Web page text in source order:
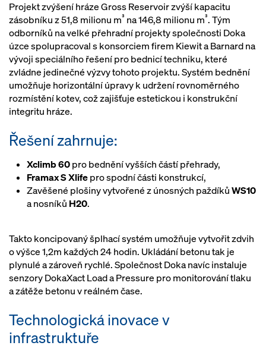
Projekt zvýšení hráze Gross Reservoir zvýší kapacitu
zásobníku z 51,8 milionu m³ na 146,8 milionu m³. Tým
odborníků na velké přehradní projekty společnosti Doka
úzce spolupracoval s konsorciem firem Kiewit a Barnard na
vývoji speciálního řešení pro bednicí techniku, které
zvládne jedinečné výzvy tohoto projektu. Systém bednění
umožňuje horizontální úpravy k udržení rovnoměrného
rozmístění kotev, což zajišťuje estetickou i konstrukční
integritu hráze.
Řešení zahrnuje:
Xclimb 60pro bednění vyšších částí přehrady,
Framax S Xlifepro spodní části konstrukcí,
Zavěšené plošiny vytvořené z únosných paždíkůWS10
a nosníků H20.
Takto koncipovaný šplhací systém umožňuje vytvořit zdvih
o výšce 1,2m každých 24 hodin. Ukládání betonu tak je
plynulé a zároveň rychlé. Společnost Doka navíc instaluje
senzory DokaXact Load a Pressure pro monitorování tlaku
a zátěže betonu v reálném čase.
Technologická inovace v
infrastruktuře